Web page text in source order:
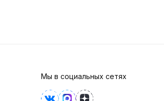
Мы в социальных сетях